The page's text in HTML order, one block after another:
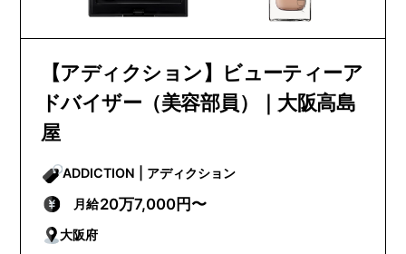
【アディクション】ビューティーア
ドバイザー（美容部員）｜大阪高島
屋
ADDICTION | アディクション
月給20万7,000円〜
大阪府